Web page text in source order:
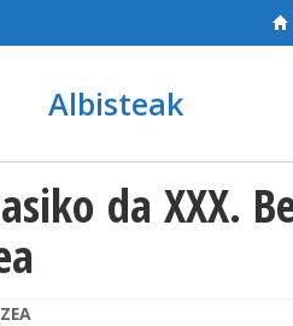
Albisteak
da XXX.